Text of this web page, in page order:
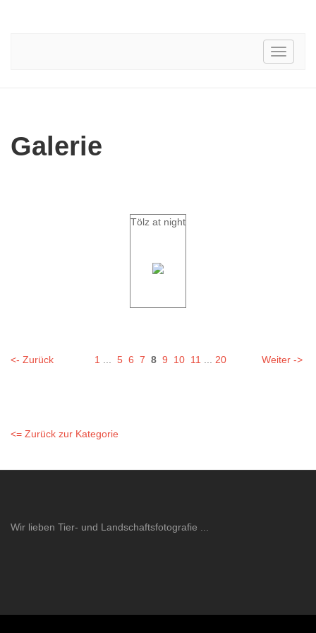
Toggle
Galerie
Tölz at night
<- Zurück 1 5 6 7 8 9 10 11 20 Weiter ->
<= Zurück zur Kategorie
Wir lieben Tier- und Landschaftsfotografie ...